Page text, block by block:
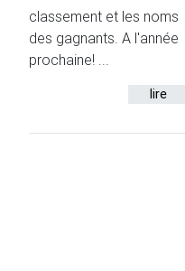
classement et les noms
des gagnants. A l'année
prochaine! ...
lire